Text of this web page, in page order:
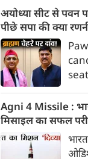
की
अयोध्या सीट से पवन
पीछे सपा की क्या
Agni 4 Missile :
मिसाइल का सफल
मारक क्षमता